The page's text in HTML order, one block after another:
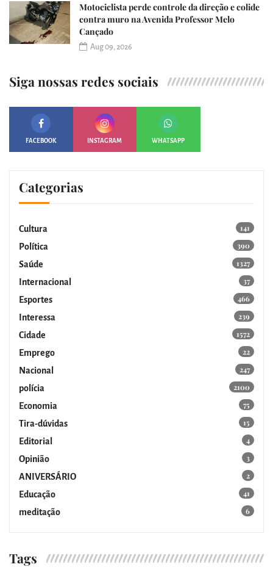
Motociclista perde controle da direção e colide
contra muro na Avenida Professor Melo
Cançado
Aug 09, 2026
Siga nossas redes sociais
FACEBOOK INSTAGRAM WHATSAPP
Categorias
Cultura
141
Política
390
Saúde
1327
Internacional
37
Esportes
466
Interessa
239
Cidade
1572
Emprego
22
Nacional
247
polícia
2100
Economia
75
Tira-dúvidas
15
Editorial
4
Opinião
3
ANIVERSÁRIO
2
Educação
41
meditação
6
Tags